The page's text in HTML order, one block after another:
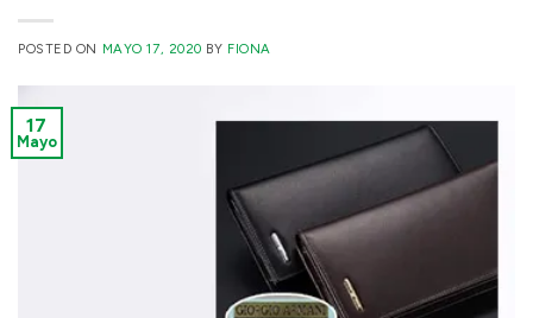
POSTED ON MAYO 17, 2020 BY FIONA
17
Mayo